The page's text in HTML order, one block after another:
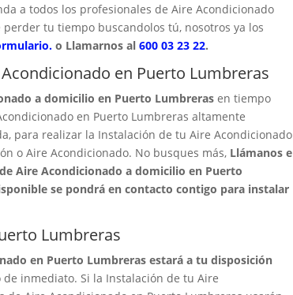
a todos los profesionales de Aire Acondicionado
tu tiempo buscandolos tú, nosotros ya los
o Llamarnos al 600 03 23 22.
en Puerto Lumbreras
a domicilio en Puerto Lumbreras en tiempo
en Puerto Lumbreras altamente
para realizar la Instalación de tu Aire Acondicionado
o Aire Acondicionado. No busques más, Llámanos e
Aire Acondicionado a domicilio en Puerto
se pondrá en contacto contigo para instalar
Lumbreras
en Puerto Lumbreras estará a tu disposición
inmediato. Si la Instalación de tu Aire